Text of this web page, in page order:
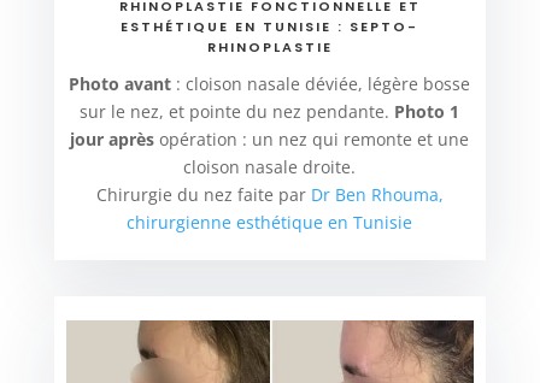
RHINOPLASTIE FONCTIONNELLE ET
ESTHÉTIQUE EN TUNISIE : SEPTO-
RHINOPLASTIE
Photo avant : cloison nasale déviée, légère bosse
sur le nez, et pointe du nez pendante. Photo 1
jour après opération : un nez qui remonte et une
cloison nasale droite.
Chirurgie du nez faite par Dr Ben Rhouma,
chirurgienne esthétique en Tunisie